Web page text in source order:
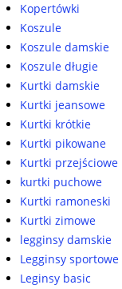
Kopertówki
Koszule
Koszule damskie
Koszule długie
Kurtki damskie
Kurtki jeansowe
Kurtki krótkie
Kurtki pikowane
Kurtki przejściowe
kurtki puchowe
Kurtki ramoneski
Kurtki zimowe
legginsy damskie
Legginsy sportowe
Leginsy basic